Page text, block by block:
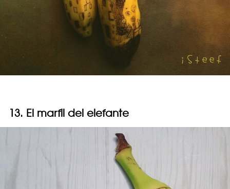
13. El marfil del elefante